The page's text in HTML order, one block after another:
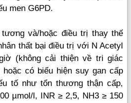
men G6PD.
và/hoặc điều trị thay thế
thất bại điều trị với N Acetyl
(không cải thiện về tri giác
hoặc có biểu hiện suy gan cấp
tố như tổn thương thận cấp,
µmol/l, INR ≥ 2,5, NH3 ≥ 150